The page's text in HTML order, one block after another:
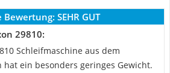
Bewertung: SEHR GUT
29810:
Schleifmaschine aus dem
hat ein besonders geringes Gewicht.